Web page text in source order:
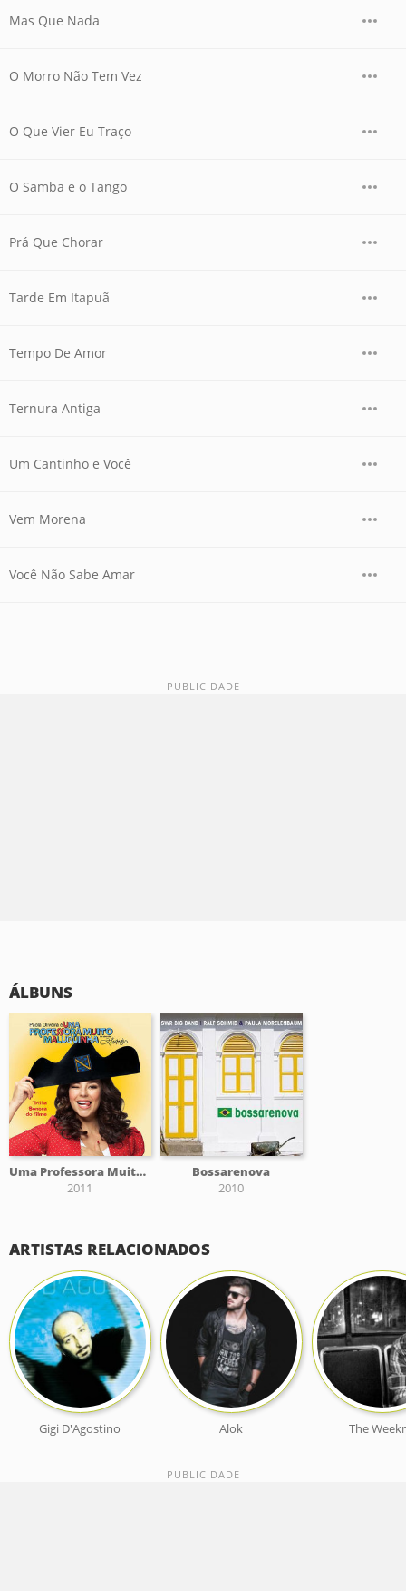
Mas Que Nada
O Morro Não Tem Vez
O Que Vier Eu Traço
O Samba e o Tango
Prá Que Chorar
Tarde Em Itapuã
Tempo De Amor
Ternura Antiga
Um Cantinho e Você
Vem Morena
Você Não Sabe Amar
ÁLBUNS
Uma Professora Muito Maluquinha
2011
Bossarenova
2010
ARTISTAS RELACIONADOS
Gigi D'Agostino Alok The